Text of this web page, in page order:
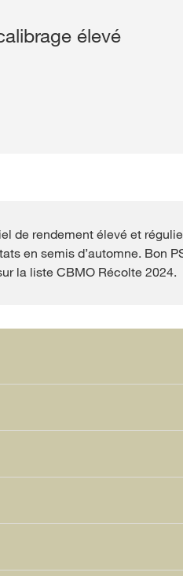
Contactez-nous
Sujets
groupe KWS à
kws.com/corp
élevé
de rendement élevé et
en semis d’automne. Bon
la liste CBMO Récolte 2024.